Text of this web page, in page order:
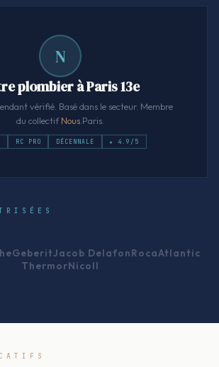
N
plombier à Paris 13e
vérifié. Basé dans le secteur. Membre
du collectifNous .Paris.
RC PRO DÉCENNALE ★ 4.9/5
GeberitJacob DelafonRocaAtlantic
ThermorNicoll